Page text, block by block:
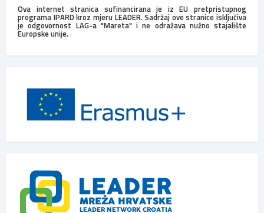
Ova internet stranica sufinancirana je iz EU pretpristupnog
programa IPARD kroz mjeru LEADER. Sadržaj ove stranice isključiva
je odgovornost LAG-a "Mareta" i ne odražava nužno stajalište
Europske unije.